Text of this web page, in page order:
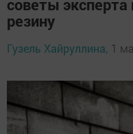
советы
резину
Гузель Хайруллина, 1